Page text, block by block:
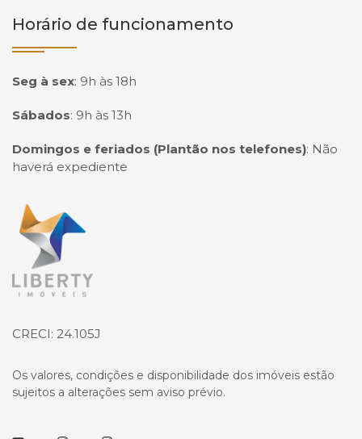
Horário de funcionamento
Seg à sex: 9h às 18h
Sábados: 9h às 13h
Domingos e feriados (Plantão nos telefones): Não
haverá expediente
Página inicial
CRECI: 24.105J
Os valores, condições e disponibilidade dos imóveis estão
sujeitos a alterações sem aviso prévio.